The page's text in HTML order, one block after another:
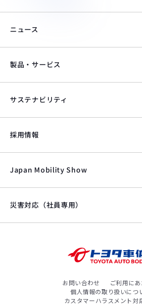
ニュース
製品・サービス
サステナビリティ
採用情報
Japan Mobility Show
災害対応（社員専用）
お問い合わせ
ご利用に
個人情報の取り扱いにつ
カスタマーハラスメント対